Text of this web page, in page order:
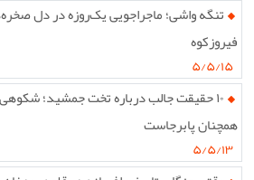
تنگه واشی؛ ماجراجویی یک‌روزه در دل
فیروزکوه
۵/۵/۱۵
همچنان پابرجاست
۵/۵/۱۳